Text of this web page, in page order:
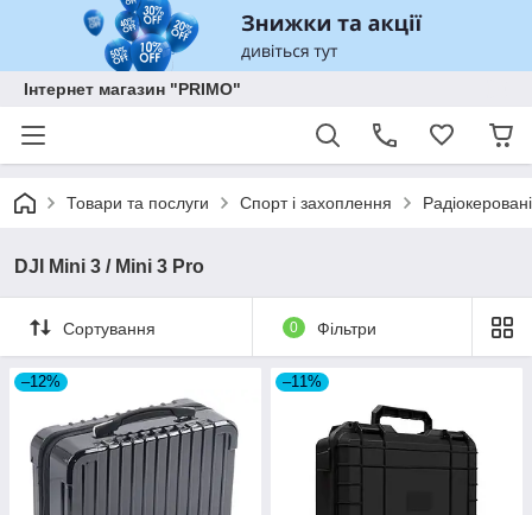
Інтернет магазин "PRIMO"
Товари та послуги Спорт і захоплення
DJI Mini 3 / Mini 3 Pro
Сортування 0 Фільтри
–12% –11%